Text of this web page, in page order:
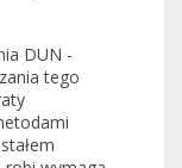
DUN -
tego